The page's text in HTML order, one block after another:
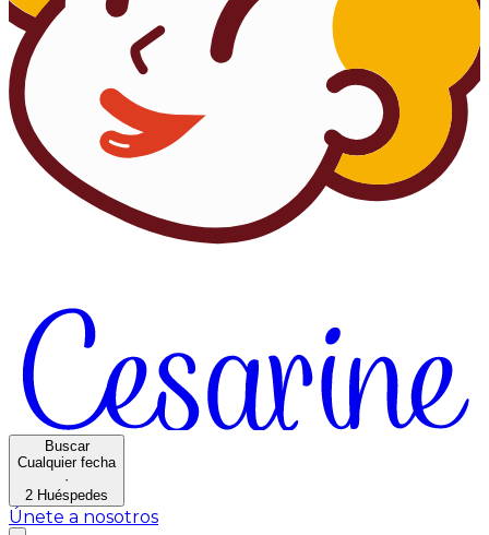
Buscar
Cualquier fecha
·
2 Huéspedes
Únete a nosotros